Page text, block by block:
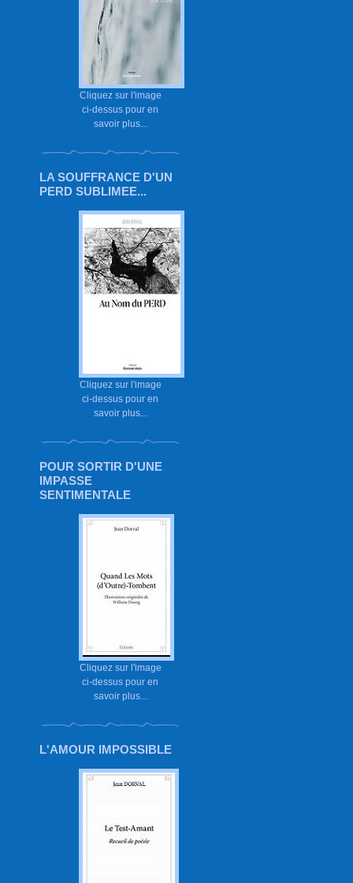
Cliquez sur l'image
ci-dessus pour en
savoir plus...
LA SOUFFRANCE D'UN
PERD SUBLIMEE...
Cliquez sur l'image
ci-dessus pour en
savoir plus...
POUR SORTIR D'UNE
IMPASSE
SENTIMENTALE
Cliquez sur l'image
ci-dessus pour en
savoir plus...
L'AMOUR IMPOSSIBLE